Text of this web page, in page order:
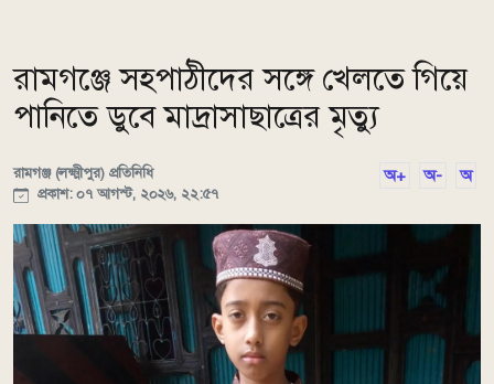
রামগঞ্জে সহপাঠীদের সঙ্গে খেলতে গিয়ে
পানিতে ডুবে মাদ্রাসাছাত্রের মৃত্যু
রামগঞ্জ (লক্ষ্মীপুর) প্রতিনিধি
প্রকাশ: ০৭ আগস্ট, ২০২৬, ২২:৫৭
অ+ অ- অ